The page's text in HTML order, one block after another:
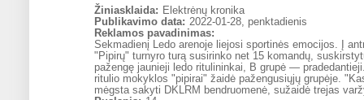
Žiniasklaida: Elektrėnų kronika
Publikavimo data: 2022-01-28, penktadienis
Reklamos pavadinimas:
Sekmadienį Ledo arenoje liejosi sportinės emocijos. Į
"Pipirų" turnyro turą susirinko net 15 komandų,
pažengę jaunieji ledo ritulininkai, B grupė ―
ritulio mokyklos "pipirai" žaidė pažengusiųjų grupėje.
mėgsta sakyti DKLRM bendruomenė, sužaidė trejas